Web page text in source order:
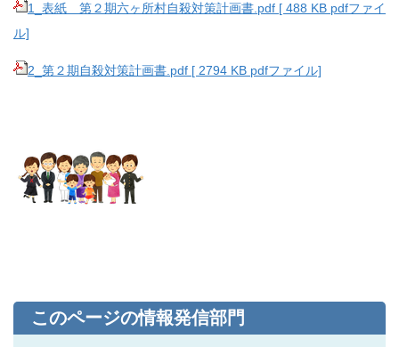
1_表紙 第２期六ヶ所村自殺対策計画書.pdf [ 488 KB pdfファイ
ル]
2_第２期自殺対策計画書.pdf [ 2794 KB pdfファイル]
このページの情報発信部門